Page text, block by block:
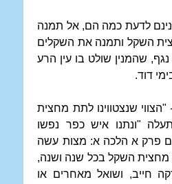
לדעת כמה הם, אל תמנה
השקל ותמנה את השקלים
שהמנין שולט בו עין הרע
דוד.
שנצטווינו לתת מחצית
"ונתנו איש כפר נפשו
פרק א הלכה א: מצות עשה
מחצית השקל בכל שנה ושנה,
חייב, ושואל מאחרים או